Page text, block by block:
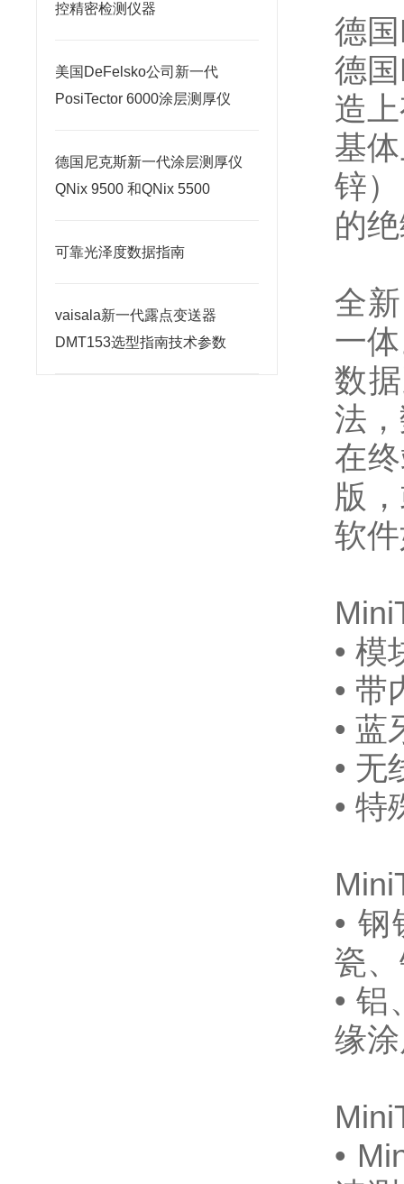
控精密检测仪器
美国DeFelsko公司新一代
PosiTector 6000涂层测厚仪
德国尼克斯新一代涂层测厚仪
QNix 9500 和QNix 5500
可靠光泽度数据指南
vaisala新一代露点变送器
DMT153选型指南技术参数
德
德
造
基
锌
的
全
一
数
法
在
版
软
• 模
• 带
• 蓝
• 无
• 特
•
瓷
• 铝
缘
•